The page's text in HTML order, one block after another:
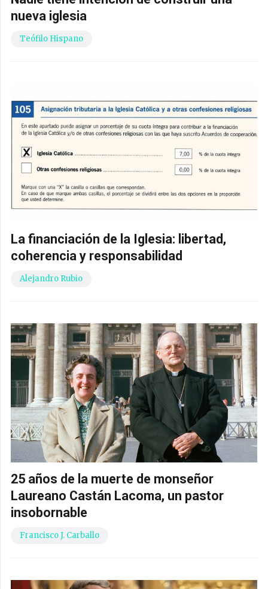
nueva iglesia
Teófilo Hispano
La financiación de la Iglesia: libertad,
coherencia y responsabilidad
Alejandro Rubio
25 años de la muerte de monseñor
Laureano Castán Lacoma, un pastor
insobornable
Francisco J. Carballo